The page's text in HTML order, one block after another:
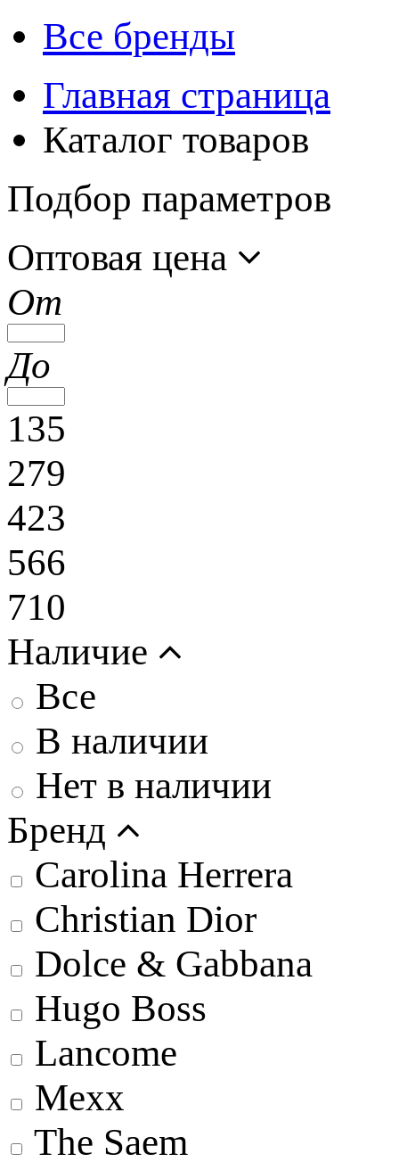
Все бренды
Главная страница
Каталог товаров
Подбор параметров
Оптовая цена
От
До
135
279
423
566
710
Наличие
Все
В наличии
Нет в наличии
Бренд
Carolina Herrera
Christian Dior
Dolce & Gabbana
Hugo Boss
Lancome
Mexx
The Saem